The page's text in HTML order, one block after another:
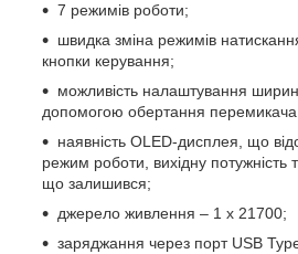
7 режимів роботи;
швидка зміна режимів
кнопки керування;
можливість налаштування
допомогою обертання
наявність OLED-дисплея, що
режим роботи, вихідну потужність
що залишився;
джерело живлення – 1 х 21700;
заряджання через порт USB